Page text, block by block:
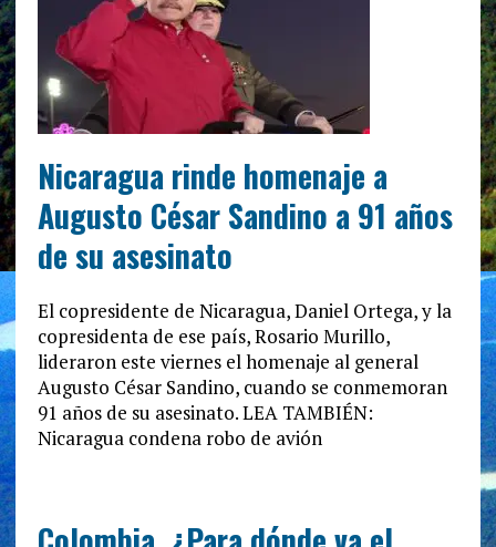
Nicaragua rinde homenaje a
Augusto César Sandino a 91 años
de su asesinato
El copresidente de Nicaragua, Daniel Ortega, y la
copresidenta de ese país, Rosario Murillo,
lideraron este viernes el homenaje al general
Augusto César Sandino, cuando se conmemoran
91 años de su asesinato. LEA TAMBIÉN:
Nicaragua condena robo de avión